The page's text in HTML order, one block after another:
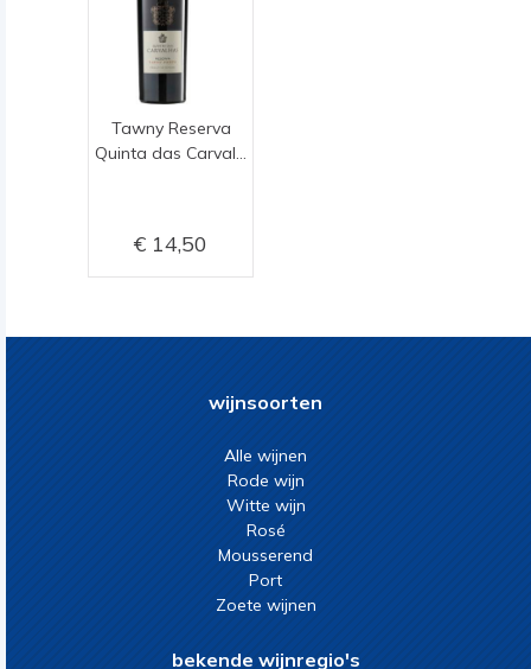
Tawny Reserva
Quinta das Carvalhas
14,50
wijnsoorten
Alle wijnen
Rode wijn
Witte wijn
Rosé
Mousserend
Port
Zoete wijnen
bekende wijnregio's